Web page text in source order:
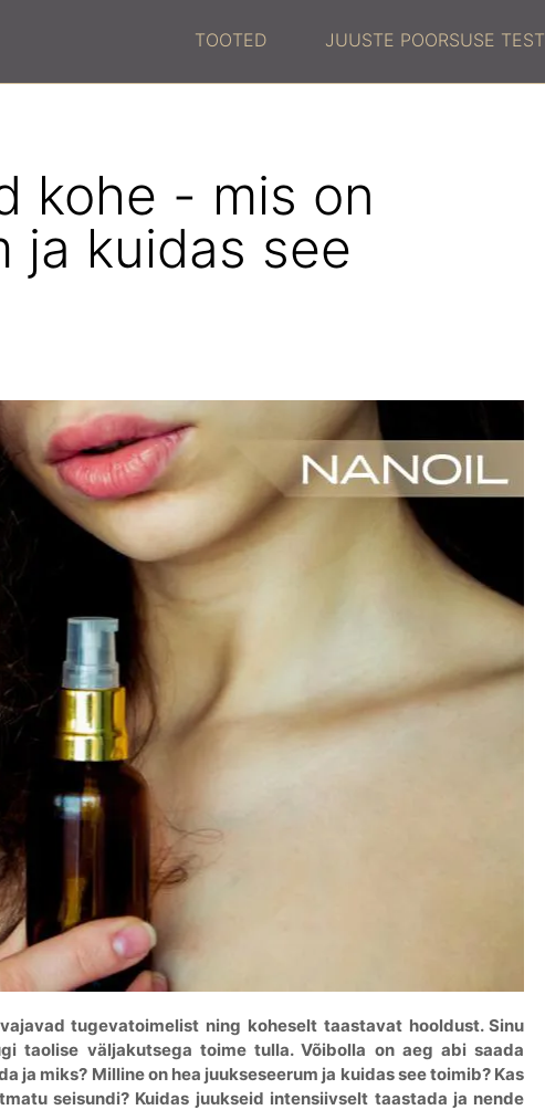
TOOTED JUUSTE POORSUSE TEST
kohe - mis on
ja kuidas see
tugevatoimelist ning koheselt taastavat hooldust. Sinu
taolise väljakutsega toime tulla. Võibolla on aeg abi saada
ja miks? Milline on hea juukseseerum ja kuidas see toimib? Kas
seisundi? Kuidas juukseid intensiivselt taastada ja nende